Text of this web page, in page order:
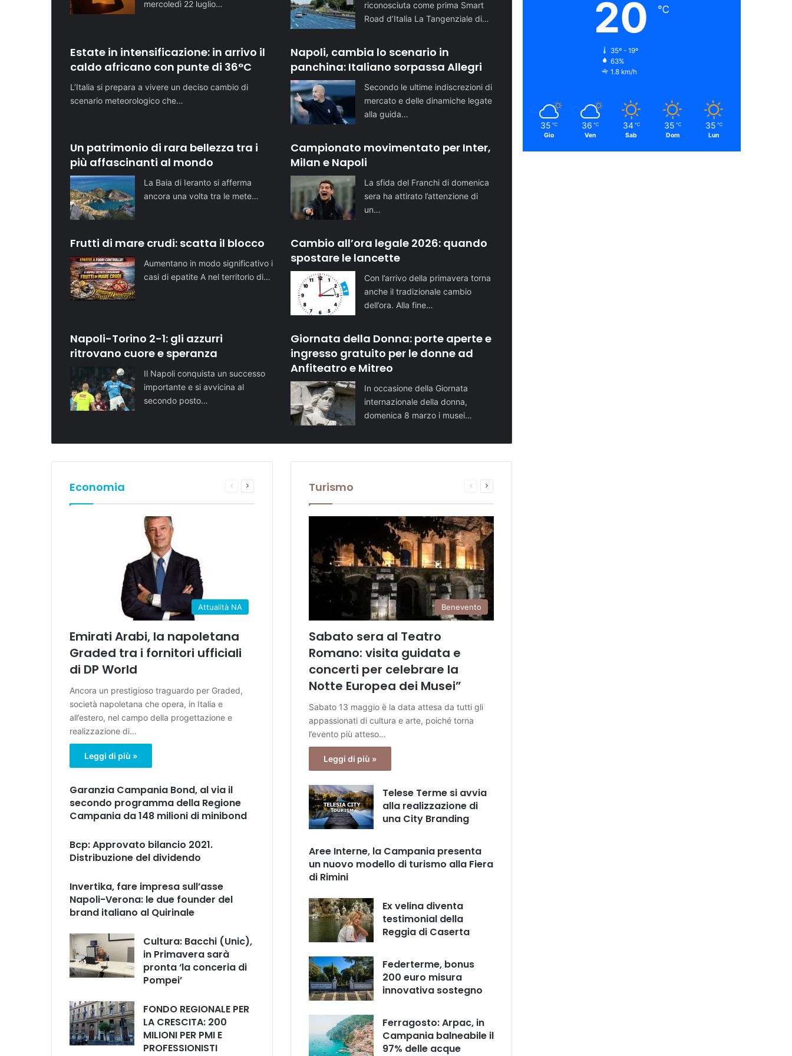
mercoledì 22 luglio…
riconosciuta come prima Smart
Road d’Italia La Tangenziale di…
Estate in intensificazione: in arrivo il
caldo africano con punte di 36°C
L’Italia si prepara a vivere un deciso cambio di
scenario meteorologico che…
Napoli, cambia lo scenario in
panchina: Italiano sorpassa Allegri
Secondo le ultime indiscrezioni di
mercato e delle dinamiche legate
alla guida…
Un patrimonio di rara bellezza tra i
più affascinanti al mondo
La Baia di Ieranto si afferma
ancora una volta tra le mete…
Campionato movimentato per Inter,
Milan e Napoli
La sfida del Franchi di domenica
sera ha attirato l’attenzione di
un…
Frutti di mare crudi: scatta il blocco
Aumentano in modo significativo i
casi di epatite A nel territorio di…
Cambio all’ora legale 2026: quando
spostare le lancette
Con l’arrivo della primavera torna
anche il tradizionale cambio
dell’ora. Alla fine…
Napoli-Torino 2-1: gli azzurri
ritrovano cuore e speranza
Il Napoli conquista un successo
importante e si avvicina al
secondo posto…
Giornata della Donna: porte aperte e
ingresso gratuito per le donne ad
Anfiteatro e Mitreo
In occasione della Giornata
internazionale della donna,
domenica 8 marzo i musei…
Economia
Pagina
Attualità NA
Emirati Arabi, la napoletana
Graded tra i fornitori ufficiali
di DP World
Ancora un prestigioso traguardo per Graded,
società napoletana che opera, in Italia e
all’estero, nel campo della progettazione e
realizzazione di…
Leggi di più »
Garanzia Campania Bond, al via il
secondo programma della Regione
Campania da 148 milioni di minibond
Bcp: Approvato bilancio 2021.
Distribuzione del dividendo
Invertika, fare impresa sull’asse
Napoli-Verona: le due founder del
brand italiano al Quirinale
Cultura: Bacchi (Unic),
in Primavera sarà
pronta ‘la conceria di
Pompei’
FONDO REGIONALE PER
LA CRESCITA: 200
MILIONI PER PMI E
PROFESSIONISTI
Turismo
Pagina
Benevento
Sabato sera al Teatro
Romano: visita guidata e
concerti per celebrare la
Notte Europea dei Musei”
Sabato 13 maggio è la data attesa da tutti gli
appassionati di cultura e arte, poiché torna
l’evento più atteso…
Leggi di più »
Telese Terme si avvia
alla realizzazione di
una City Branding
Aree Interne, la Campania presenta
un nuovo modello di turismo alla Fiera
di Rimini
Ex velina diventa
testimonial della
Reggia di Caserta
Federterme, bonus
200 euro misura
innovativa sostegno
Ferragosto: Arpac, in
Campania balneabile il
97% delle acque
20 ℃
35º - 19º
63%
1.8 km/h
35 ℃
Gio
36 ℃
Ven
34 ℃
Sab
35 ℃
Dom
35 ℃
Lun